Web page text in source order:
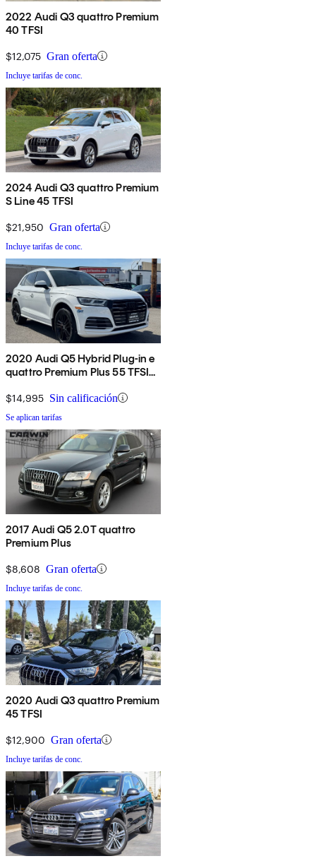
2022 Audi Q3 quattro Premium
40 TFSI
$12,075 Gran oferta
Incluye tarifas de conc.
2024 Audi Q3 quattro Premium
S Line 45 TFSI
$21,950 Gran oferta
Incluye tarifas de conc.
2020 Audi Q5 Hybrid Plug-in e
quattro Premium Plus 55 TFSI
$14,995 Sin calificación
Se aplican tarifas
2017 Audi Q5 2.0T quattro
Premium Plus
$8,608 Gran oferta
Incluye tarifas de conc.
2020 Audi Q3 quattro Premium
45 TFSI
$12,900 Gran oferta
Incluye tarifas de conc.